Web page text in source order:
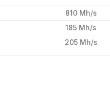
810 Mh/s
185 Mh/s
205 Mh/s